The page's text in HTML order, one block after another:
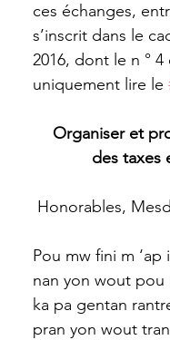
ces échanges,
s’inscrit dans le
2016, dont le n °
uniquement lire le
Organiser et
des taxes
Honorables,
Pou mw fini m
nan yon wout pou
ka pa gentan
pran yon wout